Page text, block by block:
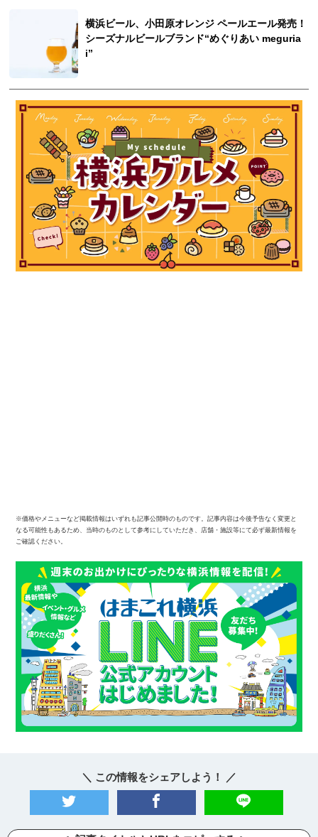
横浜ビール、小田原オレンジ ペールエール発売！
シーズナルビールブランド“めぐりあい meguria
i”
※価格やメニューなど掲載情報はいずれも記事公開時のものです。記事内容は今後予告なく変更と
なる可能性もあるため、当時のものとして参考にしていただき、店舗・施設等にて必ず最新情報を
ご確認ください。
＼ この情報をシェアしよう！ ／